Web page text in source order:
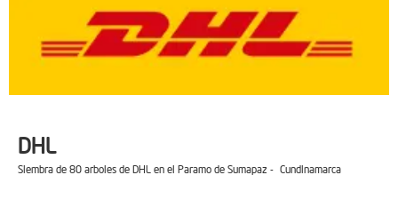
DHL
Siembra de 80 arboles de DHL en el Paramo de Sumapaz - Cundinamarca